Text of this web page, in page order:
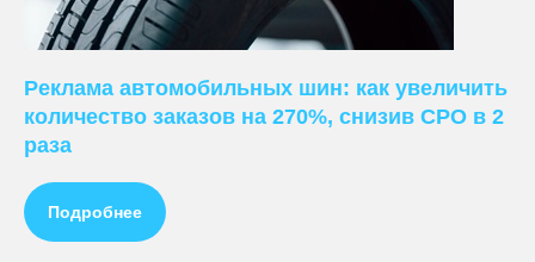
Реклама автомобильных шин: как увеличить
количество заказов на 270%, снизив СРО в 2
раза
Подробнее
Ведение контекстной рекламы
Настройка контекстной рекламы
Стоимость контекстной рекламы
Ведение рекламы в Яндекс.Директ
Настройка рекламы в Яндекс.Директ
Стоимость рекламы в Яндекс.Директ
Заказать рекламу в Яндекс.Директ